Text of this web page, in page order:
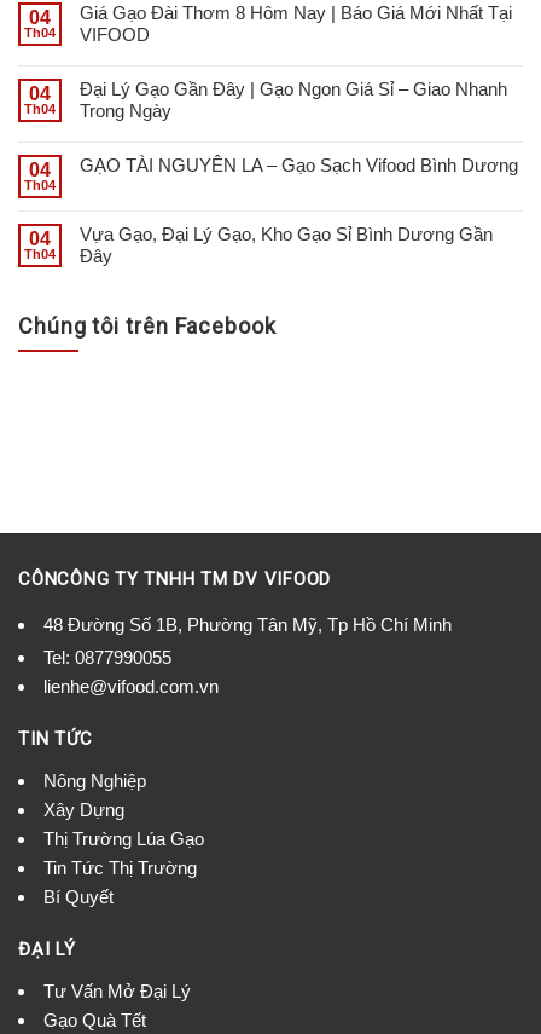
04
Th04
Giá Gạo Đài Thơm 8 Hôm Nay | Báo Giá Mới Nhất Tại
VIFOOD
04
Th04
Đại Lý Gạo Gần Đây | Gạo Ngon Giá Sỉ – Giao Nhanh
Trong Ngày
04
Th04
GẠO TÀI NGUYÊN LA – Gạo Sạch Vifood Bình Dương
04
Th04
Vựa Gạo, Đại Lý Gạo, Kho Gạo Sỉ Bình Dương Gần
Đây
Chúng tôi trên Facebook
CÔNCÔNG TY TNHH TM DV VIFOOD
48 Đường Số 1B, Phường Tân Mỹ, Tp Hồ Chí Minh
Tel: 0877990055
lienhe@vifood.com.vn
TIN TỨC
Nông Nghiệp
Xây Dựng
Thị Trường Lúa Gạo
Tin Tức Thị Trường
Bí Quyết
ĐẠI LÝ
Tư Vấn Mở Đại Lý
Gạo Quà Tết